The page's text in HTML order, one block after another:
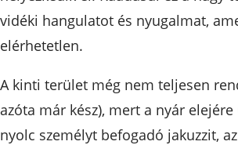
vidéki hangulatot és nyugalmat,
elérhetetlen.
A kinti terület még nem teljesen
azóta már kész), mert a nyár
nyolc személyt befogadó jakuzzit,